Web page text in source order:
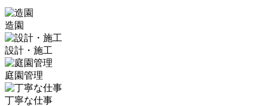
造園
設計・施工
庭園管理
丁寧な仕事